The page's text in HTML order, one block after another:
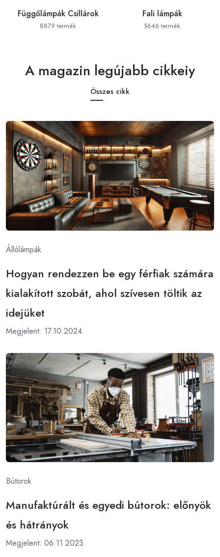
Függőlámpák Csillárok
8879 termék
Fali lámpák
5646 termék
A magazin legújabb cikkeiy
Összes cikk
Állólámpák
Hogyan rendezzen be egy férfiak számára
kialakított szobát, ahol szívesen töltik az
idejüket
Megjelent: 17.10.2024
Bútorok
Manufaktúrált és egyedi bútorok: előnyök
és hátrányok
Megjelent: 06.11.2023